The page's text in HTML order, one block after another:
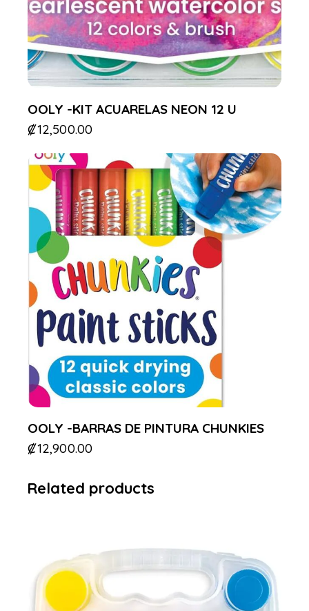
OOLY -KIT ACUARELAS NEON 12 U
₡12,500.00
OOLY -BARRAS DE PINTURA CHUNKIES
₡12,900.00
Related products